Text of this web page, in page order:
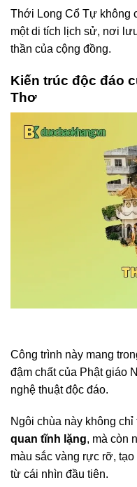
Thới Long Cổ Tự không
một di tích lịch sử, nơi
thần của cộng đồng.
Kiến trúc độc đáo
Thơ
Công trình này mang
đậm chất của Phật giáo
nghệ thuật độc đáo.
Ngôi chùa này không
quan tĩnh lặng, mà còn
màu sắc vàng rực rỡ,
từ cái nhìn đầu tiên.